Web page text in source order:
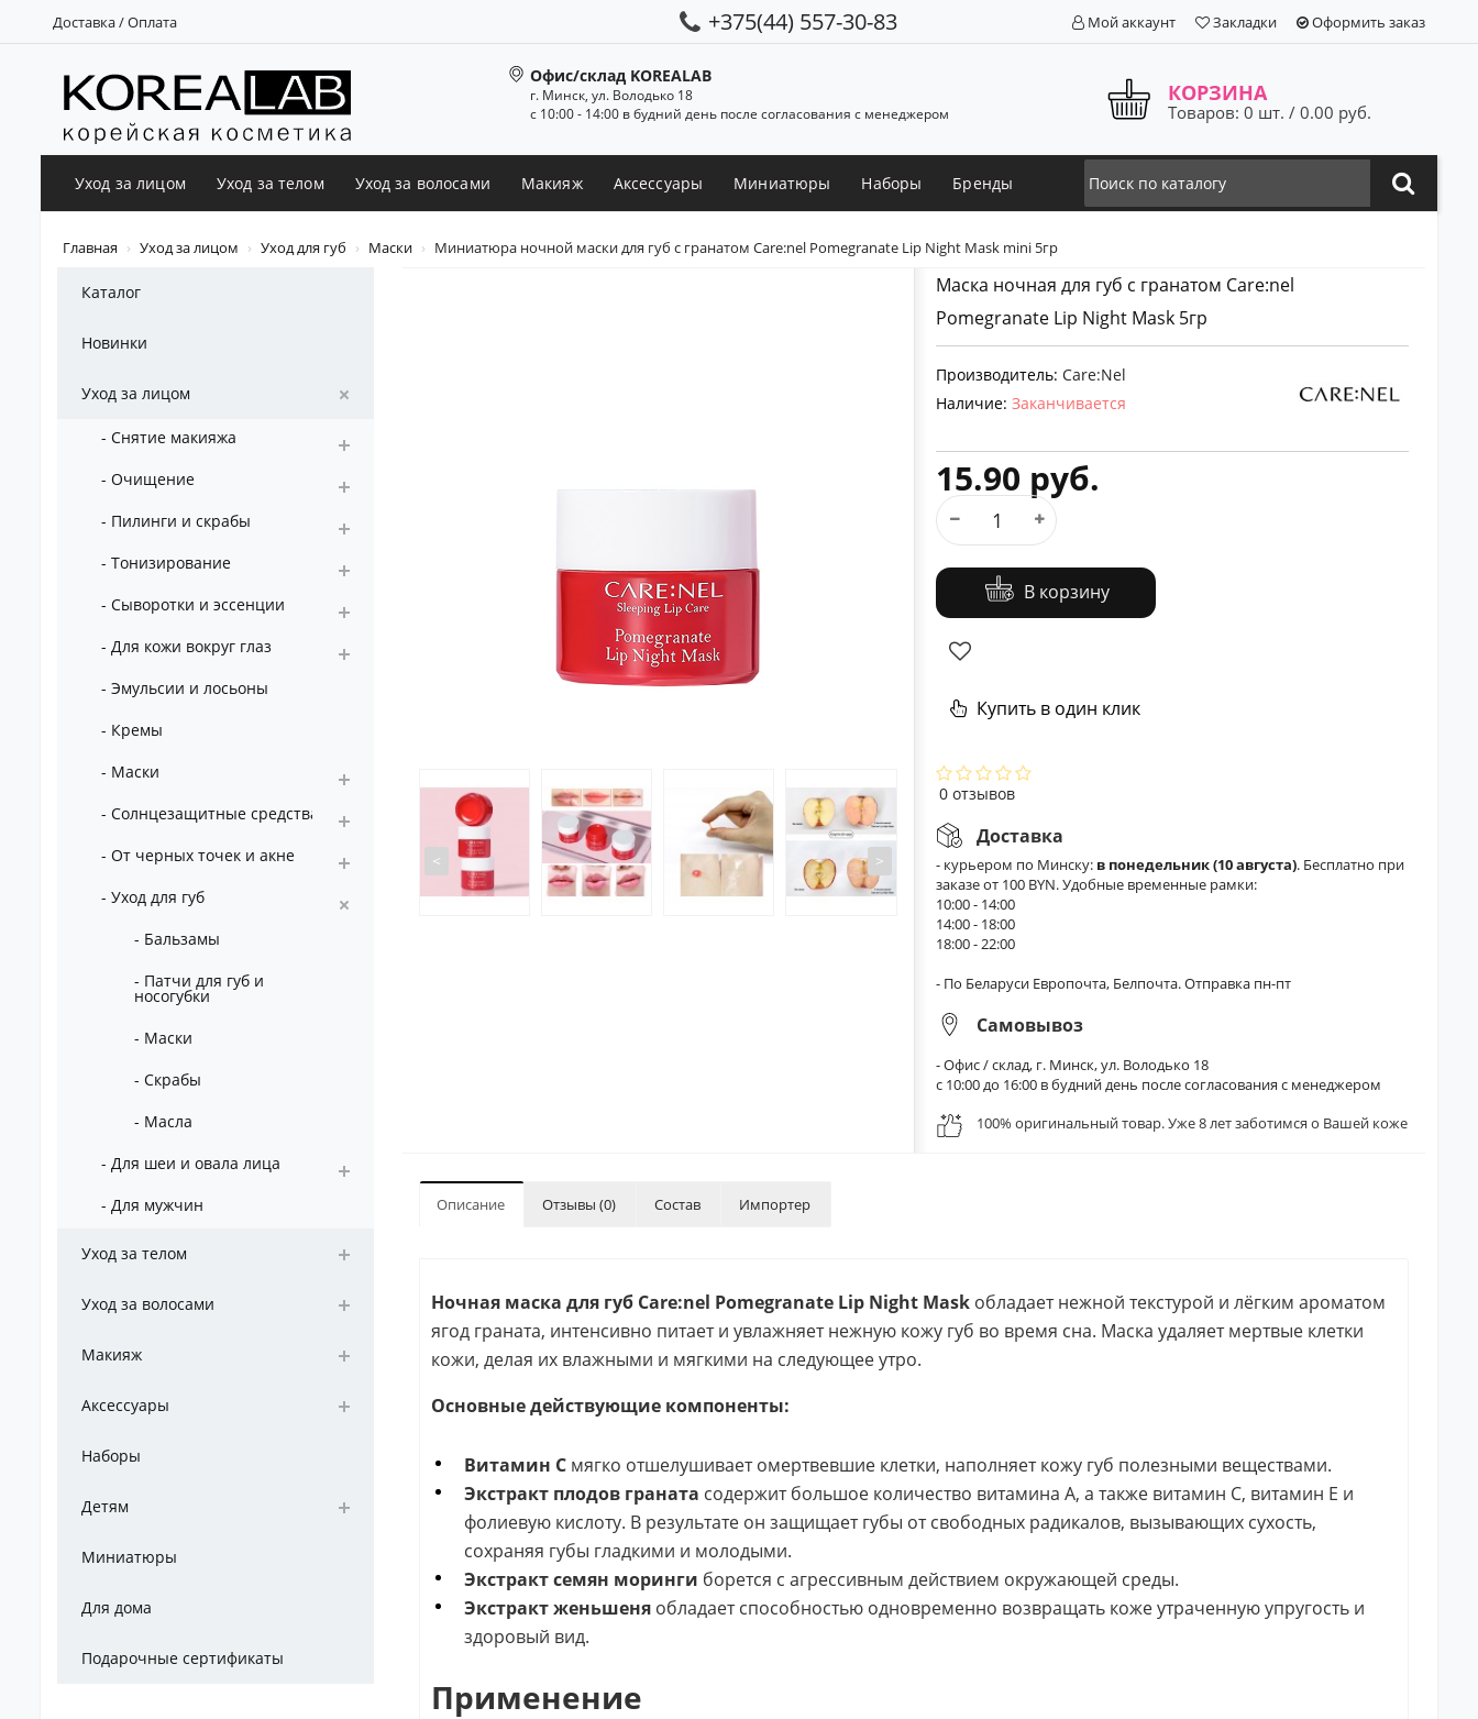
Доставка / Оплата +375(44) 557-30-83 Мой аккаунт Закладки Оформить заказ
Офис/склад KOREALAB
г. Минск, ул. Володько 18
с 10:00 - 14:00 в будний день после согласования с менеджером
КОРЗИНА
Товаров: 0 шт. / 0.00 руб.
Уход за лицом Уход за телом Уход за волосами Макияж Аксессуары Миниатюры Наборы Бренды
Главная Уход за лицом Уход для губ Маски Миниатюра ночной маски для губ с гранатом Care:nel Pomegranate Lip Night Mask mini 5гр
Каталог
Новинки
Уход за лицом
- Снятие макияжа
- Очищение
- Пилинги и скрабы
- Тонизирование
- Сыворотки и эссенции
- Для кожи вокруг глаз
- Эмульсии и лосьоны
- Кремы
- Маски
- Солнцезащитные средства
- От черных точек и акне
- Уход для губ
- Бальзамы
- Патчи для губ и
носогубки
- Маски
- Скрабы
- Масла
- Для шеи и овала лица
- Для мужчин
Уход за телом
Уход за волосами
Макияж
Аксессуары
Наборы
Детям
Миниатюры
Для дома
Подарочные сертификаты
< >
Маска ночная для губ с гранатом Care:nel
Pomegranate Lip Night Mask 5гр
Производитель: Care:Nel
Наличие: Заканчивается
15.90 руб.
В корзину
Купить в один клик
0 отзывов
Доставка
- курьером по Минску: в понедельник (10 августа). Бесплатно при
заказе от 100 BYN. Удобные временные рамки:
10:00 - 14:00
14:00 - 18:00
18:00 - 22:00
- По Беларуси Европочта, Белпочта. Отправка пн-пт
Самовывоз
- Офис / склад, г. Минск, ул. Володько 18
с 10:00 до 16:00 в будний день после согласования с менеджером
100% оригинальный товар. Уже 8 лет заботимся о Вашей коже
Описание Отзывы (0) Состав Импортер
Ночная маска для губ Care:nel Pomegranate Lip Night Maskобладает нежной текстурой и лёгким ароматом
ягод граната, интенсивно питает и увлажняет нежную кожу губ во время сна. Маска удаляет мертвые клетки
кожи, делая их влажными и мягкими на следующее утро.
Основные действующие компоненты:
Витамин С мягко отшелушивает омертвевшие клетки, наполняет кожу губ полезными веществами.
Экстракт плодов граната содержит большое количество витамина А, а также витамин С, витамин Е и
фолиевую кислоту. В результате он защищает губы от свободных радикалов, вызывающих сухость,
сохраняя губы гладкими и молодыми.
Экстракт семян моринги борется с агрессивным действием окружающей среды.
Экстракт женьшеняобладает способностью одновременно возвращать коже утраченную упругость и
здоровый вид.
Применение